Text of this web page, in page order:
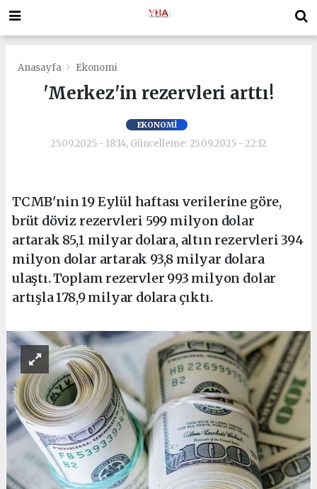
Anasayfa Ekonomi
'Merkez'in rezervleri arttı!
EKONOMI
25.09.2025 - 18:14, Güncelleme: 25.09.2025 - 22:12
TCMB'nin 19 Eylül haftası verilerine göre,
brüt döviz rezervleri 599 milyon dolar
artarak 85,1 milyar dolara, altın rezervleri 394
milyon dolar artarak 93,8 milyar dolara
ulaştı. Toplam rezervler 993 milyon dolar
artışla 178,9 milyar dolara çıktı.